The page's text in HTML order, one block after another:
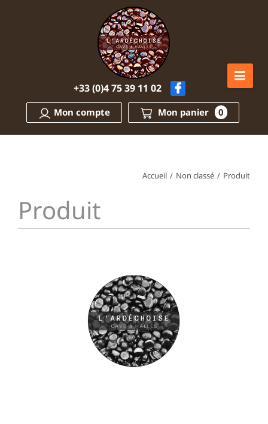
+33 (0)4 75 39 11 02
Mon compte Mon panier 0
Accueil / Non classé / Produit
Produit